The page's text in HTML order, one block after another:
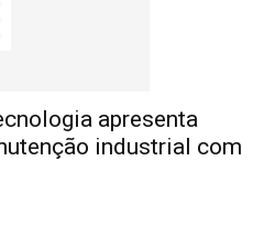
apresenta
industrial com